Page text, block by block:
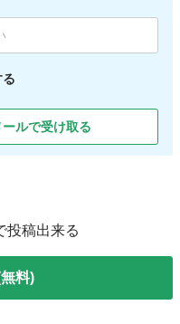
ルで受け取る
投稿出来る
料)